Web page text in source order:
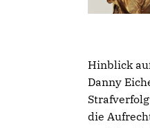
Hinblick
Danny
die